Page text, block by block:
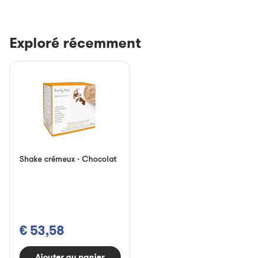
Exploré récemment
Shake crémeux - Chocolat
€ 53,58